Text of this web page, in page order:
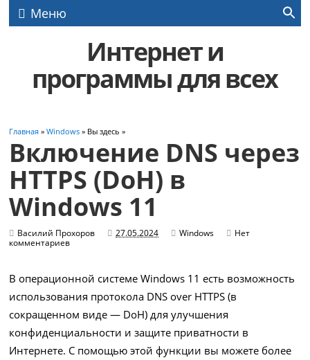
Меню
Интернет и
программы для всех
Главная »Windows » Вы здесь »
Включение DNS через
HTTPS (DoH) в
Windows 11
Василий Прохоров 27.05.2024 Windows
Нет
комментариев
В операционной системе Windows 11 есть возможность
использования протокола DNS over HTTPS (в
сокращенном виде — DoH) для улучшения
конфиденциальности и защите приватности в
Интернете. С помощью этой функции вы можете более